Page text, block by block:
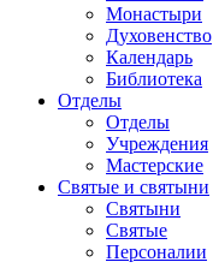
Монастыри
Духовенство
Календарь
Библиотека
Отделы
Отделы
Учреждения
Мастерские
Святые и святыни
Cвятыни
Cвятые
Персоналии